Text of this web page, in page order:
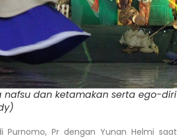
nafsu dan ketamakan serta ego-diri
Pr dengan Yunan Helmi saat